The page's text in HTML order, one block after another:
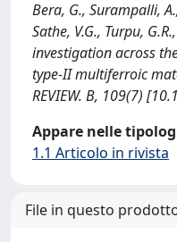
Bera, G., Surampalli,
Sathe, V.G., Turpu,
investigation across
type-II multiferroic
REVIEW. B, 109(7)
Appare nelle
1.1 Articolo in rivista
File in questo